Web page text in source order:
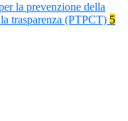
la prevenzione della
trasparenza (PTPCT) 5